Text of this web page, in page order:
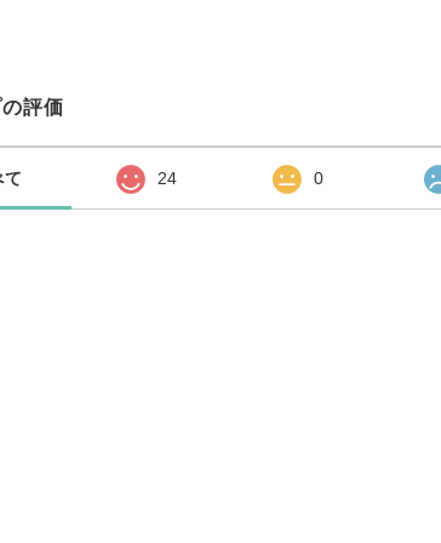
評価
て 24 0